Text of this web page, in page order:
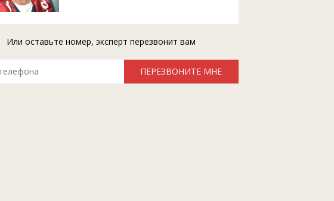
Или оставьте номер, эксперт перезвонит вам